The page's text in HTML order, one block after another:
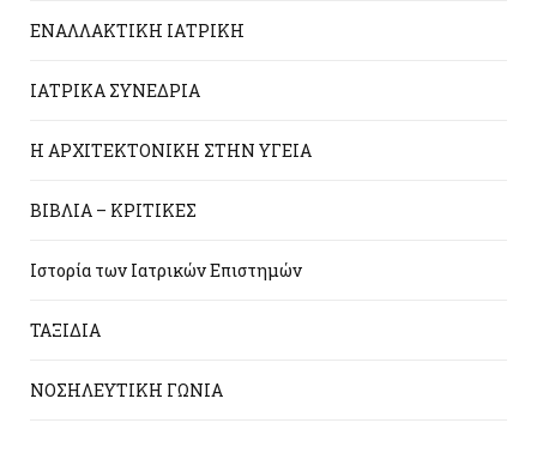
ΕΝΑΛΛΑΚΤΙΚΗ ΙΑΤΡΙΚΗ
ΙΑΤΡΙΚΑ ΣΥΝΕΔΡΙΑ
Η ΑΡΧΙΤΕΚΤΟΝΙΚΗ ΣΤΗΝ ΥΓΕΙΑ
ΒΙΒΛΙΑ – ΚΡΙΤΙΚΕΣ
Ιστορία των Ιατρικών Επιστημών
ΤΑΞΙΔΙΑ
ΝΟΣΗΛΕΥΤΙΚΗ ΓΩΝΙΑ